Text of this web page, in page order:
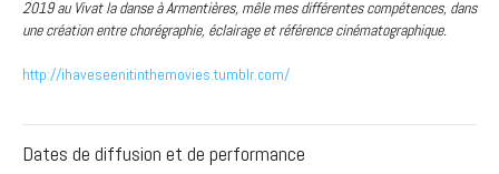
2019 au Vivat la danse à Armentières, mêle mes différentes compétences, dans
une création entre chorégraphie, éclairage et référence cinématographique.
http://ihaveseenitinthemovies.tumblr.com/
Dates de diffusion et de performance